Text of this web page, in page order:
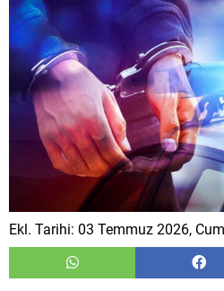
Ekl. Tarihi: 03 Temmuz 2026,